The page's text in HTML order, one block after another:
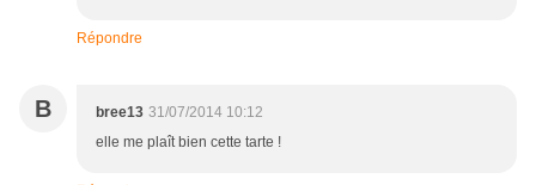
Répondre
B bree13 31/07/2014 10:12
elle me plaît bien cette tarte !